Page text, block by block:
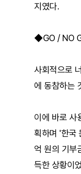
지였다.
◆GO / NO
사회적으로
에 동참하는
이에 바로 사
획하며 '한국
억 원의 기부
득한 상황이